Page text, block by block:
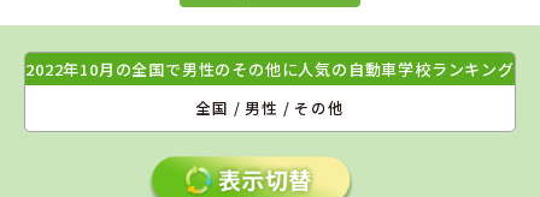
2022年10月の全国で男性のその他に人気の自動車学校ランキング
全国 / 男性 / その他